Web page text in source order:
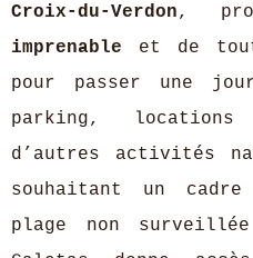
Croix-du-Verdon,
imprenable et de
pour passer une
parking,
d’autres activités
souhaitant un
plage non